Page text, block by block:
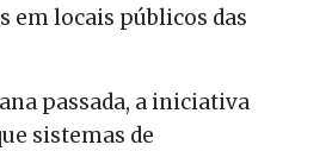
em locais públicos das
passada, a iniciativa
sistemas de